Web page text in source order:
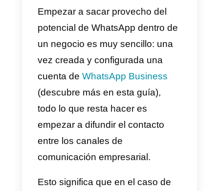
Además, citaremos algunos
casos de uso que en el
transcurso del tiempo hemos
conocido enCallbell, nuestra
herramienta de comunicación
nacida para permitir a equipos de
venta y soporte manejar la
comunicación entre empresa y
cliente a través de la utilización